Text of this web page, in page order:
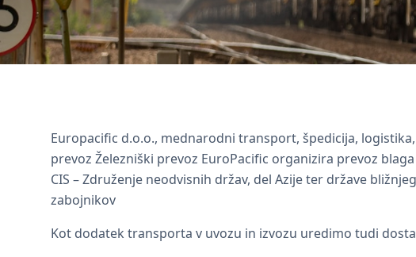
Železniški
Europacific d.o.o., mednarodni transport, špedicija,
prevoz Železniški prevoz EuroPacific organizira prevoz
CIS – Združenje neodvisnih držav, del Azije ter države
zabojnikov
Kot dodatek transporta v uvozu in izvozu uredimo tudi